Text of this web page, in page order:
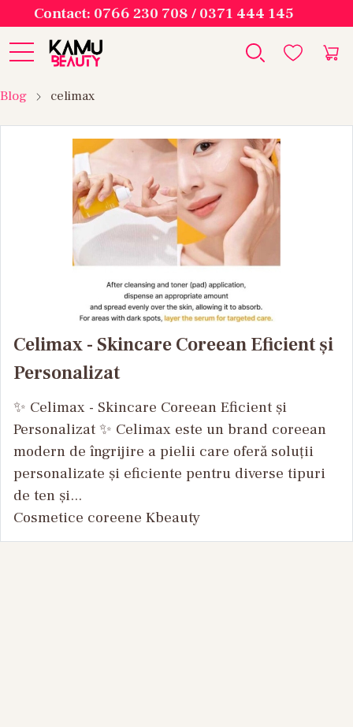
Contact: 0766 230 708 / 0371 444 145
Blog celimax
Celimax - Skincare Coreean Eficient și
Personalizat
✨ Celimax - Skincare Coreean Eficient și
Personalizat ✨ Celimax este un brand coreean
modern de îngrijire a pielii care oferă soluții
personalizate și eficiente pentru diverse tipuri
de ten și...
Cosmetice coreene Kbeauty